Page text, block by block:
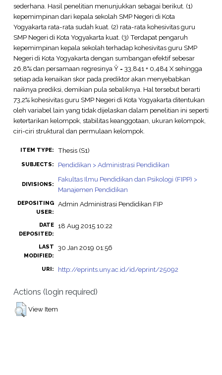
sederhana. Hasil penelitian menunjukkan sebagai berikut. (1)
kepemimpinan dari kepala sekolah SMP Negeri di Kota
Yogyakarta rata-rata sudah kuat. (2) rata-rata kohesivitas guru
SMP Negeri di Kota Yogyakarta kuat. (3) Terdapat pengaruh
kepemimpinan kepala sekolah terhadap kohesivitas guru SMP
Negeri di Kota Yogyakarta dengan sumbangan efektif sebesar
26,8% dan persamaan regresinya Ŷ = 33,841 + 0,484 X sehingga
setiap ada kenaikan skor pada prediktor akan menyebabkan
naiknya prediksi, demikian pula sebaliknya. Hal tersebut berarti
73,2% kohesivitas guru SMP Negeri di Kota Yogyakarta ditentukan
oleh variabel lain yang tidak dijelaskan dalam penelitian ini seperti
ketertarikan kelompok, stabilitas keanggotaan, ukuran kelompok,
ciri-ciri struktural dan permulaan kelompok.
ITEM TYPE: Thesis (S1)
SUBJECTS: Pendidikan > Administrasi Pendidikan
DIVISIONS:
Fakultas Ilmu Pendidikan dan Psikologi (FIPP) >
Manajemen Pendidikan
DEPOSITING
USER:
Admin Administrasi Pendidikan FIP
DATE
DEPOSITED:
18 Aug 2015 10:22
LAST
MODIFIED:
30 Jan 2019 01:56
URI: http://eprints.uny.ac.id/id/eprint/25092
Actions (login required)
View Item